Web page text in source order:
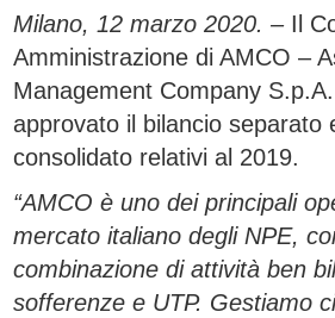
Milano, 12 marzo 2020. – Il
Amministrazione di AMCO –
Management Company
approvato il bilancio separato
consolidato relativi al 2019.
“AMCO è uno dei principali
mercato italiano degli NPE,
combinazione di attività ben
sofferenze e UTP. Gestiamo